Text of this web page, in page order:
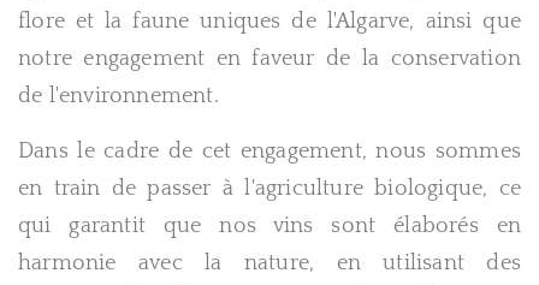
flore et la faune uniques de l'Algarve, ainsi que
notre engagement en faveur de la conservation
de l'environnement.
Dans le cadre de cet engagement, nous sommes
en train de passer à l'agriculture biologique, ce
qui garantit que nos vins sont élaborés en
harmonie avec la nature, en utilisant des